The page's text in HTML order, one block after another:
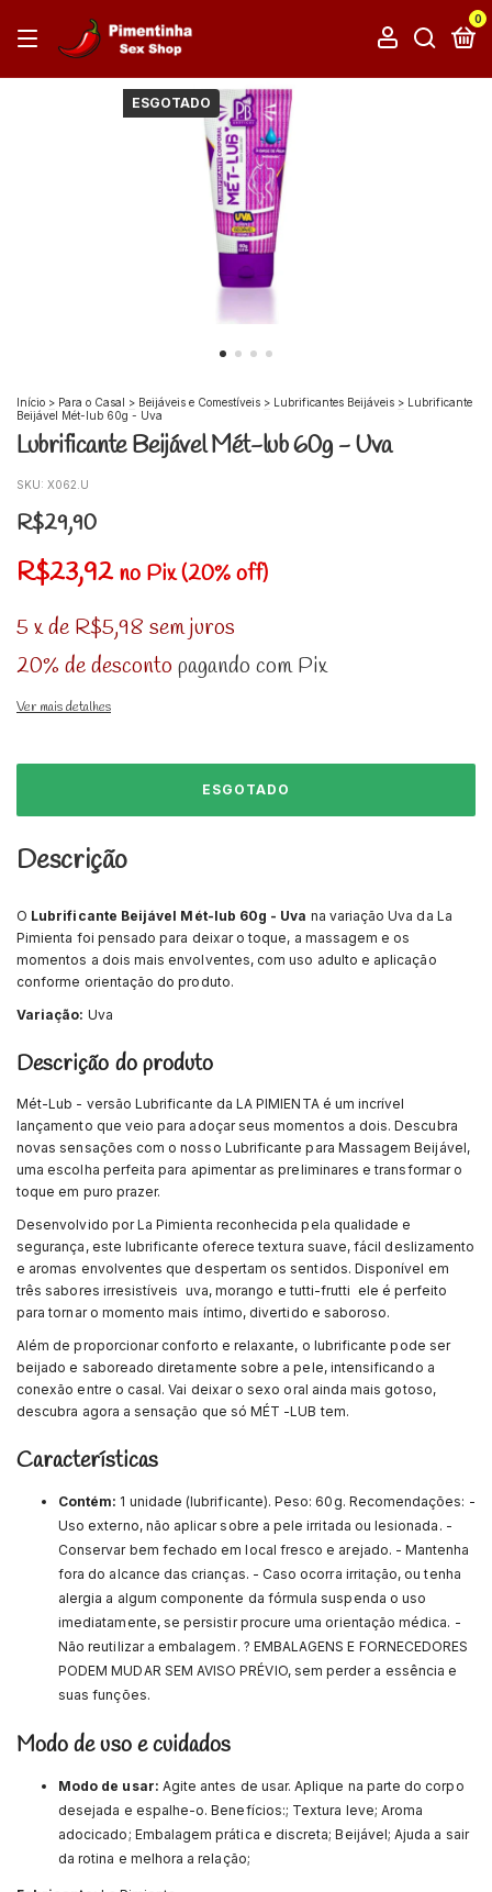
0
ESGOTADO
Início > Para o Casal > Beijáveis e Comestíveis > Lubrificantes Beijáveis > Lubrificante
Beijável Mét-lub 60g - Uva
Lubrificante Beijável Mét-lub 60g - Uva
SKU: X062.U
R$29,90
R$23,92 no Pix (20% off)
5 xde R$5,98 sem juros
20% de desconto pagando com Pix
Ver mais detalhes
Descrição
O Lubrificante Beijável Mét-lub 60g - Uva na variação Uva da La
Pimienta foi pensado para deixar o toque, a massagem e os
momentos a dois mais envolventes, com uso adulto e aplicação
conforme orientação do produto.
Variação: Uva
Descrição do produto
Mét-Lub - versão Lubrificante da LA PIMIENTA é um incrível
lançamento que veio para adoçar seus momentos a dois. Descubra
novas sensações com o nosso Lubrificante para Massagem Beijável,
uma escolha perfeita para apimentar as preliminares e transformar o
toque em puro prazer.
Desenvolvido por La Pimienta reconhecida pela qualidade e
segurança, este lubrificante oferece textura suave, fácil deslizamento
e aromas envolventes que despertam os sentidos. Disponível em
três sabores irresistíveis  uva, morango e tutti-frutti  ele é perfeito
para tornar o momento mais íntimo, divertido e saboroso.
Além de proporcionar conforto e relaxante, o lubrificante pode ser
beijado e saboreado diretamente sobre a pele, intensificando a
conexão entre o casal. Vai deixar o sexo oral ainda mais gotoso,
descubra agora a sensação que só MÉT -LUB tem.
Características
Contém: 1 unidade (lubrificante). Peso: 60g. Recomendações: -
Uso externo, não aplicar sobre a pele irritada ou lesionada. -
Conservar bem fechado em local fresco e arejado. - Mantenha
fora do alcance das crianças. - Caso ocorra irritação, ou tenha
alergia a algum componente da fórmula suspenda o uso
imediatamente, se persistir procure uma orientação médica. -
Não reutilizar a embalagem. ? EMBALAGENS E FORNECEDORES
PODEM MUDAR SEM AVISO PRÉVIO, sem perder a essência e
suas funções.
Modo de uso e cuidados
Modo de usar: Agite antes de usar. Aplique na parte do corpo
desejada e espalhe-o. Benefícios:; Textura leve; Aroma
adocicado; Embalagem prática e discreta; Beijável; Ajuda a sair
da rotina e melhora a relação;